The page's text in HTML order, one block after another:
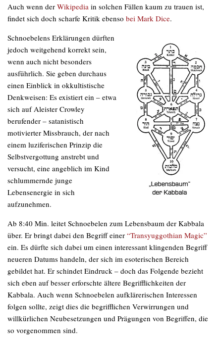
Auch wenn der Wikipedia in solchen Fällen kaum zu trauen ist,
findet sich doch scharfe Kritik ebenso bei Mark Dice.
Schnoebelens Erklärungen dürften
jedoch weitgehend korrekt sein,
wenn auch nicht besonders
ausführlich. Sie geben durchaus
einen Einblick in okkultistische
Denkweisen: Es existiert ein – etwa
sich auf Aleister Crowley
berufender – satanistisch
motivierter Missbrauch, der nach
einem luziferischen Prinzip die
Selbstvergottung anstrebt und
versucht, eine angeblich im Kind
schlummernde junge
Lebensenergie in sich
aufzunehmen.
Ab 8:40 Min. leitet Schnoebelen zum Lebensbaum der Kabbala
über. Er bringt dabei den Begriff einer “Transyuggothian Magic”
ein. Es dürfte sich dabei um einen interessant klingenden Begriff
neueren Datums handeln, der sich im esoterischen Bereich
gebildet hat. Er schindet Eindruck – doch das Folgende bezieht
sich eben auf besser erforschte ältere Begrifflichkeiten der
Kabbala. Auch wenn Schnoebelen aufklärerischen Interessen
folgen sollte, zeigt dies die begrifflichen Verwirrungen und
willkürlichen Neubesetzungen und Prägungen von Begriffen, die
so vorgenommen sind.